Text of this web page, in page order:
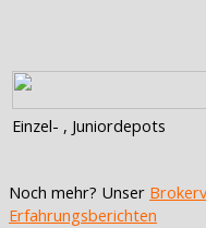
Einzel- , Juniordepots
Noch mehr? Unser
Erfahrungsberichten